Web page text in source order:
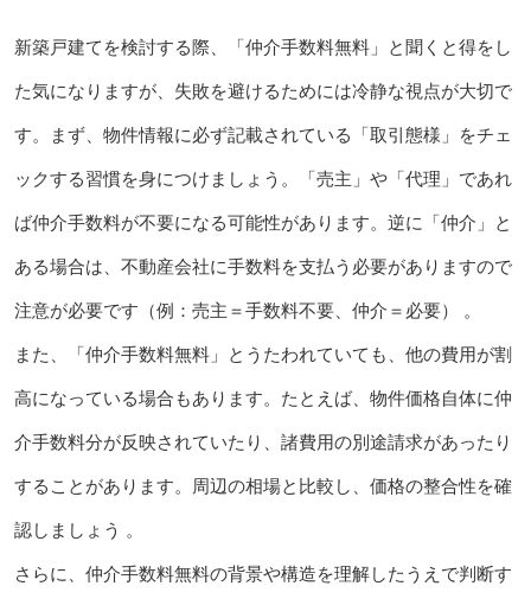
新築戸建てを検討する際、「仲介手数料無料」と聞くと得をし
た気になりますが、失敗を避けるためには冷静な視点が大切で
す。まず、物件情報に必ず記載されている「取引態様」をチェ
ックする習慣を身につけましょう。「売主」や「代理」であれ
ば仲介手数料が不要になる可能性があります。逆に「仲介」と
ある場合は、不動産会社に手数料を支払う必要がありますので
注意が必要です（例：売主＝手数料不要、仲介＝必要） 。
また、「仲介手数料無料」とうたわれていても、他の費用が割
高になっている場合もあります。たとえば、物件価格自体に仲
介手数料分が反映されていたり、諸費用の別途請求があったり
することがあります。周辺の相場と比較し、価格の整合性を確
認しましょう 。
さらに、仲介手数料無料の背景や構造を理解したうえで判断す